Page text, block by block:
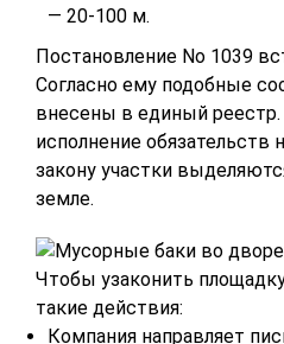
— 20-100 м.
Постановление No 1039
Согласно ему подобные
внесены в единый
исполнение обязательств
закону участки
земле.
Чтобы узаконить
такие действия:
Компания направляет